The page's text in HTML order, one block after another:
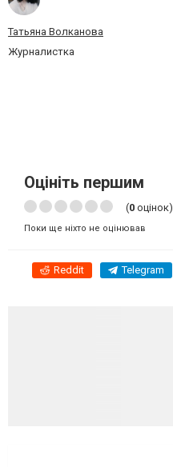
Татьяна Волканова
Журналистка
Оцініть першим
(0 оцінок)
Поки ще ніхто не оцінював
Reddit Telegram